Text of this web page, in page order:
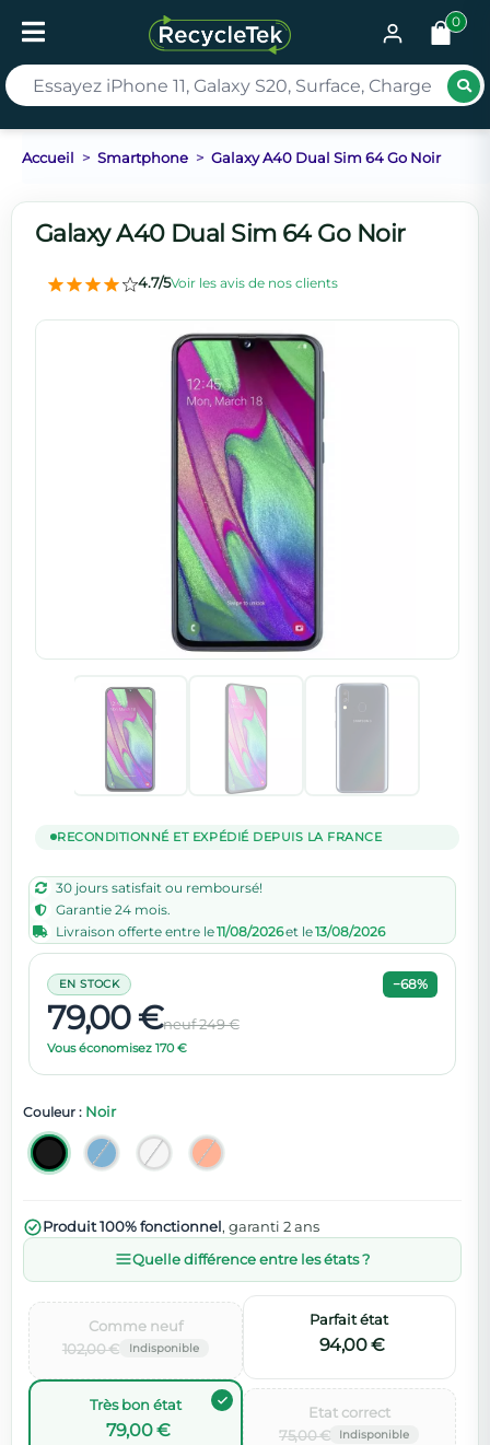
0
Accueil Smartphone Galaxy A40 Dual Sim 64 Go Noir
Galaxy A40 Dual Sim 64 Go Noir
4.7/5Voir les avis de nos clients
RECONDITIONNÉ ET EXPÉDIÉ DEPUIS LA FRANCE
30 jours satisfait ou remboursé!
Garantie 24 mois.
Livraison offerte entre le11/08/2026et le13/08/2026
79,00 €neuf 249 €
Vous économisez 170 €
EN STOCK −68%
Couleur : Noir
Produit 100% fonctionnel, garanti 2 ans
Quelle différence entre les états ?
102,00 €
Comme neuf‌
94,00 €
Parfait état
79,00 €
Très bon état
75,00 €
Etat correct‌